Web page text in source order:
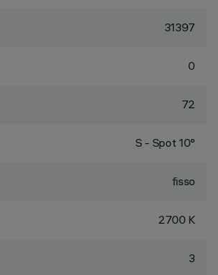
31397
0
72
S - Spot 10°
fisso
2700 K
3